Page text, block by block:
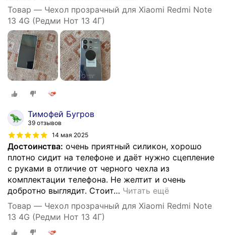
Товар — Чехол прозрачный для Xiaomi Redmi Note
13 4G (Редми Нот 13 4Г)
Тимофей Бугров
39 отзывов
14 мая 2025
Достоинства: очень приятный силикон, хорошо
плотно сидит на телефоне и даёт нужно сцепление
с руками в отличие от черного чехла из
комплектации телефона. Не желтит и очень
добротно выглядит. Стоит… Читать ещё
Товар — Чехол прозрачный для Xiaomi Redmi Note
13 4G (Редми Нот 13 4Г)